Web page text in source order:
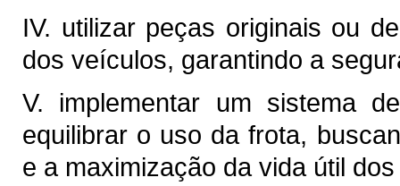
IV. utilizar peças originais ou
dos veículos, garantindo a
V. implementar um sistema
equilibrar o uso da frota,
e a maximização da vida útil